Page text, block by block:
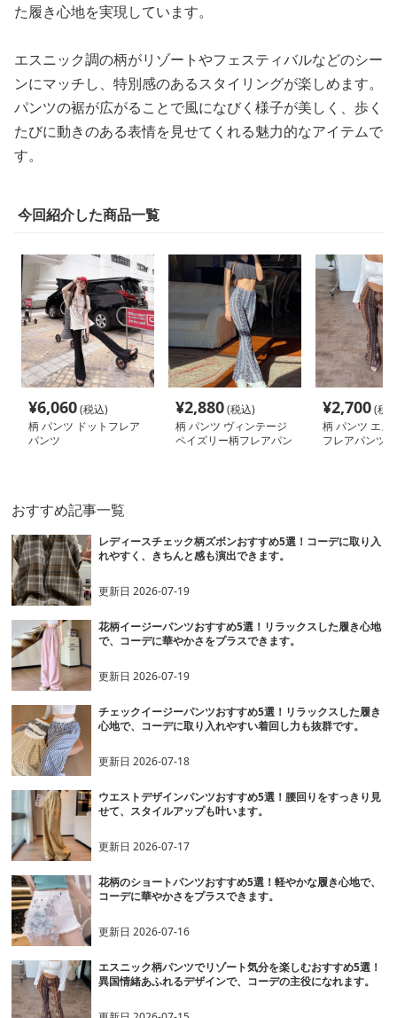
た履き心地を実現しています。
エスニック調の柄がリゾートやフェスティバルなどのシー
ンにマッチし、特別感のあるスタイリングが楽しめます。
パンツの裾が広がることで風になびく様子が美しく、歩く
たびに動きのある表情を見せてくれる魅力的なアイテムで
す。
今回紹介した商品一覧
¥6,060(税込)
柄 パンツ ドットフレア
パンツ
¥2,880(税込)
柄 パンツ ヴィンテージ
ペイズリー柄フレアパン
¥2,700(税
柄 パンツ エス
フレアパンツ柄
おすすめ記事一覧
レディースチェック柄ズボンおすすめ5選！コーデに取り入
れやすく、きちんと感も演出できます。
更新日2026-07-19
花柄イージーパンツおすすめ5選！リラックスした履き心地
で、コーデに華やかさをプラスできます。
更新日2026-07-19
チェックイージーパンツおすすめ5選！リラックスした履き
心地で、コーデに取り入れやすい着回し力も抜群です。
更新日2026-07-18
ウエストデザインパンツおすすめ5選！腰回りをすっきり見
せて、スタイルアップも叶います。
更新日2026-07-17
花柄のショートパンツおすすめ5選！軽やかな履き心地で、
コーデに華やかさをプラスできます。
更新日2026-07-16
エスニック柄パンツでリゾート気分を楽しむおすすめ5選！
異国情緒あふれるデザインで、コーデの主役になれます。